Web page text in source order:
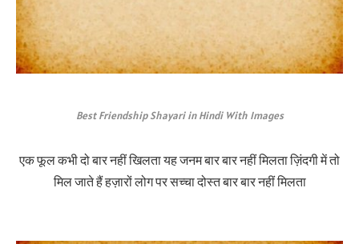
Best Friendship Shayari in Hindi With Images
एक फूल कभी दो बार नहीं खिलता यह जनम बार बार नहीं मिलता ज़िंदगी में तो
मिल जाते हैं हज़ारों लोग पर सच्चा दोस्त बार बार नहीं मिलता